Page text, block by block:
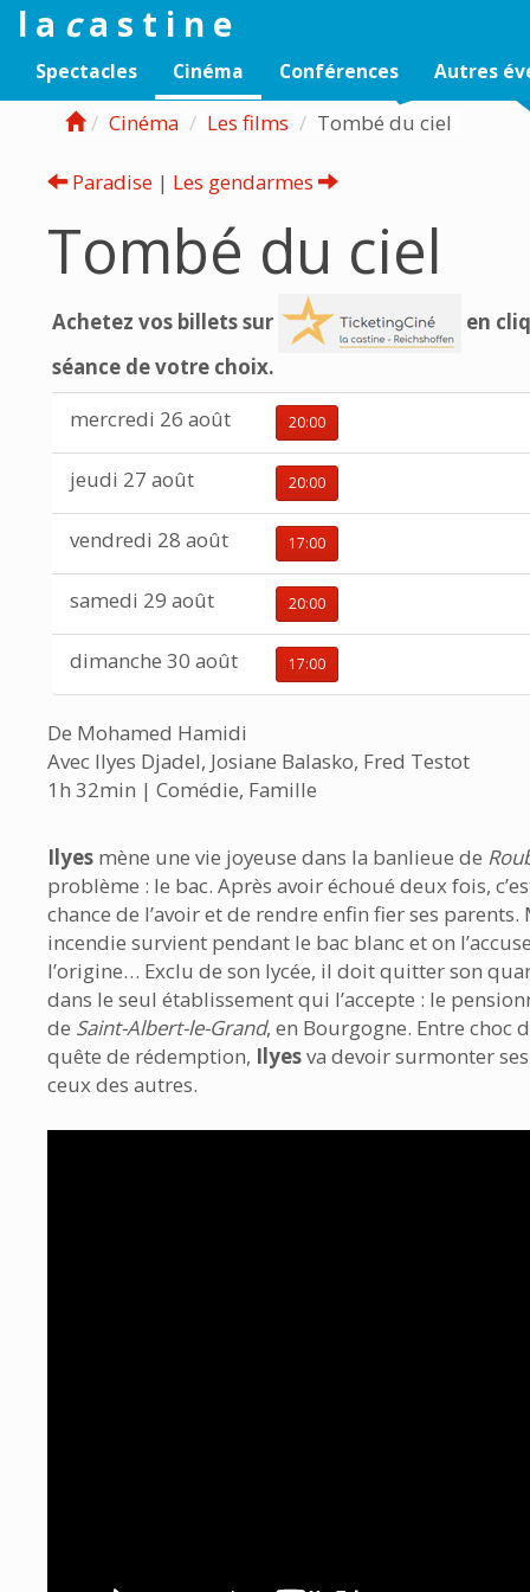
l a ca s t i n e
Spectacles Cinéma Conférences Autres
Cinéma Les films Tombé du ciel
Paradise | Les gendarmes
Tombé du ciel
Achetez vos billets sur
en
séance de votre choix.
mercredi 26 août
20:00
jeudi 27 août 20:00
vendredi 28 août 17:00
samedi 29 août 20:00
dimanche 30 août 17:00
De Mohamed Hamidi
Avec Ilyes Djadel, Josiane Balasko, Fred Testot
1h 32min | Comédie, Famille
Ilyes mène une vie joyeuse dans la banlieue de
problème : le bac. Après avoir échoué deux fois,
chance de l’avoir et de rendre enfin fier ses parents.
incendie survient pendant le bac blanc et on
l’origine… Exclu de son lycée, il doit quitter son
dans le seul établissement qui l’accepte : le
de Saint-Albert-le-Grand, en Bourgogne. Entre choc
quête de rédemption, Ilyesva devoir surmonter
ceux des autres.